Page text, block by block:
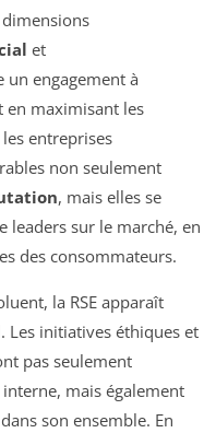
dimensions
et
un engagement à
en maximisant les
entreprises
non seulement
, mais elles se
leaders sur le marché, en
des consommateurs.
la RSE apparaît
Les initiatives éthiques et
pas seulement
mais également
son ensemble. En